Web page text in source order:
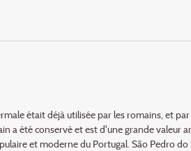
était déjà utilisée par les romains, et
a été conservé et est d'une grande valeur
et moderne du Portugal. São Pedro do